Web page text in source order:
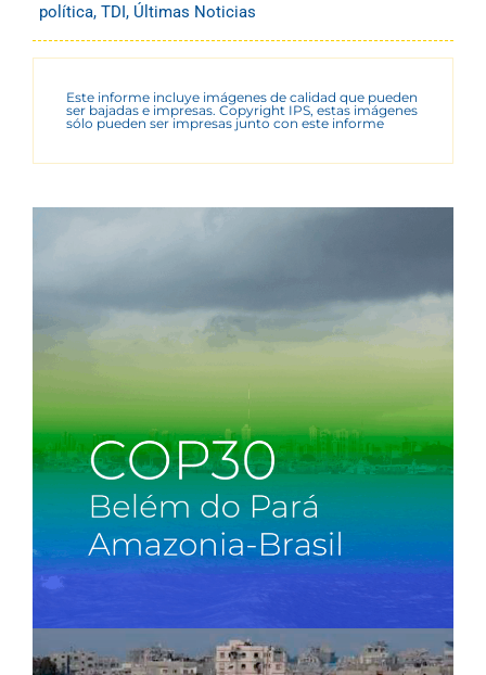
política, TDI, Últimas Noticias
Este informe incluye imágenes de calidad que pueden
ser bajadas e impresas. Copyright IPS, estas imágenes
sólo pueden ser impresas junto con este informe